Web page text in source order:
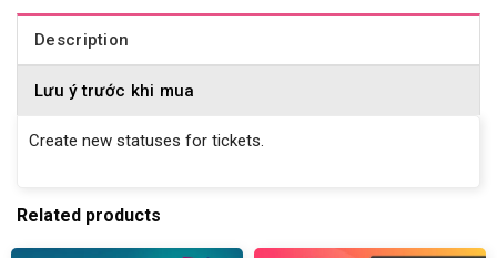
Description
Lưu ý trước khi mua
Create new statuses for tickets.
Related products